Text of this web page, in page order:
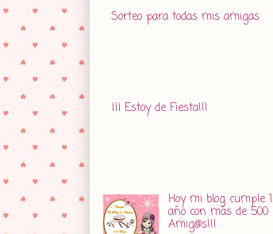
Sorteo para todas mis amigas
¡¡¡ Estoy de Fiesta!!!
Hoy mi blog cumple 1
año con más de 500
Amig@s!!!